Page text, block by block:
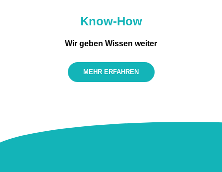
Know-How
Wir geben Wissen weiter
MEHR ERFAHREN